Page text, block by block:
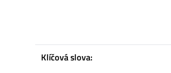
Klíčová slova: